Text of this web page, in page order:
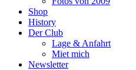
Shop
History
Der Club
Lage & Anfahrt
Miet mich
Newsletter